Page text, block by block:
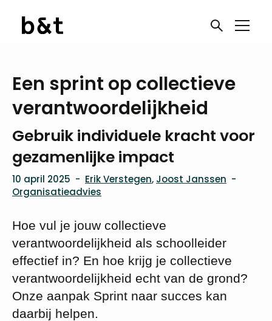
Een sprint op collectieve
verantwoordelijkheid
Gebruik individuele kracht voor
gezamenlijke impact
10 april 2025 - Erik Verstegen, Joost Janssen -
Organisatieadvies
Hoe vul je jouw collectieve
verantwoordelijkheid als schoolleider
effectief in? En hoe krijg je collectieve
verantwoordelijkheid echt van de grond?
Onze aanpak Sprint naar succes kan
daarbij helpen.